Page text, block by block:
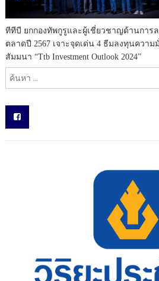
ทีทีบี ยกกองทัพกูรูและผู้เชี่ยวชาญด้านการ
ตลาดปี 2567 เจาะจุดเด่น 4 ธีมลงทุนความ
สัมมนา “ttb Investment Outlook 2024”